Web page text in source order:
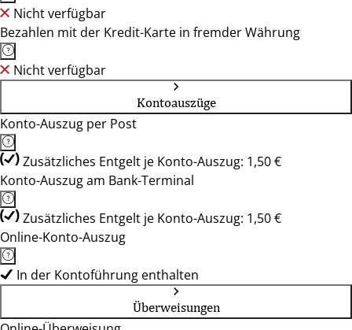
Nicht verfügbar
Bezahlen mit der Kredit-Karte in fremder Währung
Nicht verfügbar
Kontoauszüge
Konto-Auszug per Post
Zusätzliches Entgelt je Konto-Auszug: 1,50 €
Konto-Auszug am Bank-Terminal
Zusätzliches Entgelt je Konto-Auszug: 1,50 €
Online-Konto-Auszug
In der Kontoführung enthalten
Überweisungen